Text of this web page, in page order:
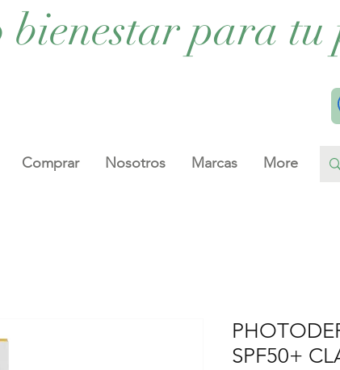
bienestar para tu
Comprar Nosotros Marcas More
SPF50+